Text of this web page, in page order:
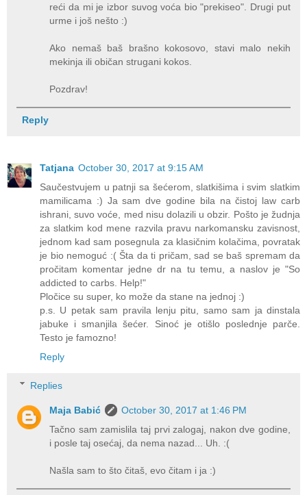
reći da mi je izbor suvog voća bio "prekiseo". Drugi put
urme i još nešto :)
Ako nemaš baš brašno kokosovo, stavi malo nekih
mekinja ili običan strugani kokos.
Pozdrav!
Reply
Tatjana October 30, 2017 at 9:15 AM
Saučestvujem u patnji sa šećerom, slatkišima i svim slatkim
mamilicama :) Ja sam dve godine bila na čistoj law carb
ishrani, suvo voće, med nisu dolazili u obzir. Pošto je žudnja
za slatkim kod mene razvila pravu narkomansku zavisnost,
jednom kad sam posegnula za klasičnim kolačima, povratak
je bio nemoguć :( Šta da ti pričam, sad se baš spremam da
pročitam komentar jedne dr na tu temu, a naslov je "So
addicted to carbs. Help!"
Pločice su super, ko može da stane na jednoj :)
p.s. U petak sam pravila lenju pitu, samo sam ja dinstala
jabuke i smanjila šećer. Sinoć je otišlo poslednje parče.
Testo je famozno!
Reply
Replies
Maja Babić
October 30, 2017 at 1:46 PM
Tačno sam zamislila taj prvi zalogaj, nakon dve godine,
i posle taj osećaj, da nema nazad... Uh. :(
Našla sam to što čitaš, evo čitam i ja :)